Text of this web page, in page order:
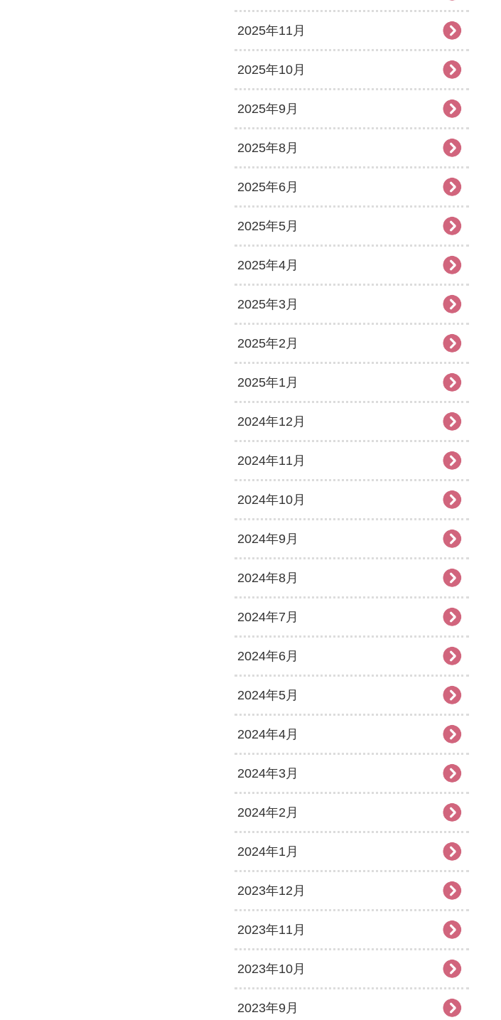
2025年11月
2025年10月
2025年9月
2025年8月
2025年6月
2025年5月
2025年4月
2025年3月
2025年2月
2025年1月
2024年12月
2024年11月
2024年10月
2024年9月
2024年8月
2024年7月
2024年6月
2024年5月
2024年4月
2024年3月
2024年2月
2024年1月
2023年12月
2023年11月
2023年10月
2023年9月